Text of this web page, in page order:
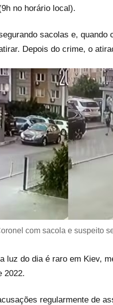
no horário local).
sacolas e,
Depois do crime, o
com sacola e suspeito
luz do dia é raro em Kiev,
2022.
regularmente de